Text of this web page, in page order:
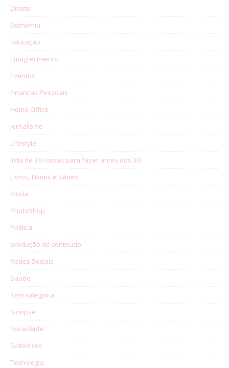
Direito
Economia
Educação
Emagrecimento
Eventos
Finanças Pessoais
Home Office
Jornalismo
Lifestyle
lista de 30 coisas para fazer antes dos 30
Livros, Filmes e Séries
moda
PhotoShop
Política
produção de conteúdo
Redes Sociais
Saúde
Sem categoria
Sinopse
Sociedade
Solteirices
Tecnologia